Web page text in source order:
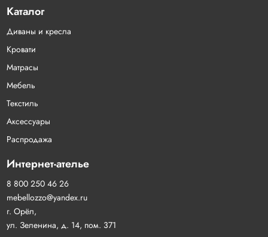
Каталог
Диваны и кресла
Кровати
Матрасы
Мебель
Текстиль
Аксессуары
Распродажа
Интернет-ателье
8 800 250 46 26
mebellozzo@yandex.ru
г. Орёл,
ул. Зеленина, д. 14, пом. 371